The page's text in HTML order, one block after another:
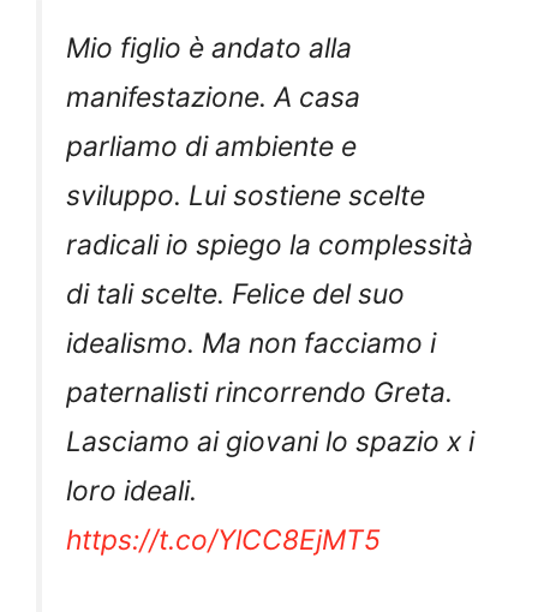
Mio figlio è andato alla
manifestazione. A casa
parliamo di ambiente e
sviluppo. Lui sostiene scelte
radicali io spiego la complessità
di tali scelte. Felice del suo
idealismo. Ma non facciamo i
paternalisti rincorrendo Greta.
Lasciamo ai giovani lo spazio x i
loro ideali.
https://t.co/YlCC8EjMT5